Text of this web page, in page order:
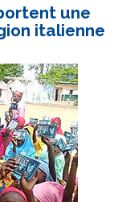
une
italienne